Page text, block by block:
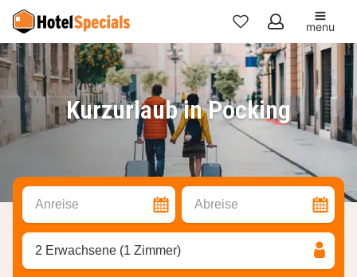
Meine
Favoriten
menu
Kurzurlaub in Pocking
Anreise Abreise
2 Erwachsene (1 Zimmer)